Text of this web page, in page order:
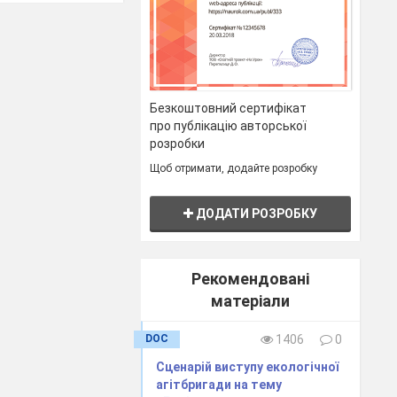
Безкоштовний сертифікат
про публікацію авторської
розробки
Щоб отримати, додайте розробку
ДОДАТИ РОЗРОБКУ
Рекомендовані
матеріали
DOC 1406
0
Сценарій виступу екологічної
агітбригади на тему